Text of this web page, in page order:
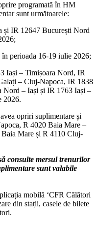
programată în HM
sunt următoarele:
și IR 12647 București Nord
perioada 16-19 iulie 2026;
Iași – Timișoara Nord, IR
– Cluj-Napoca, IR 1838
Nord – Iași și IR 1763 Iași –
2026.
opriri suplimentare și
R 4020 Baia Mare –
Mare și R 4110 Cluj-
consulte mersul trenurilor
sunt valabile
mobilă ‘CFR Călători
din stații, casele de bilete